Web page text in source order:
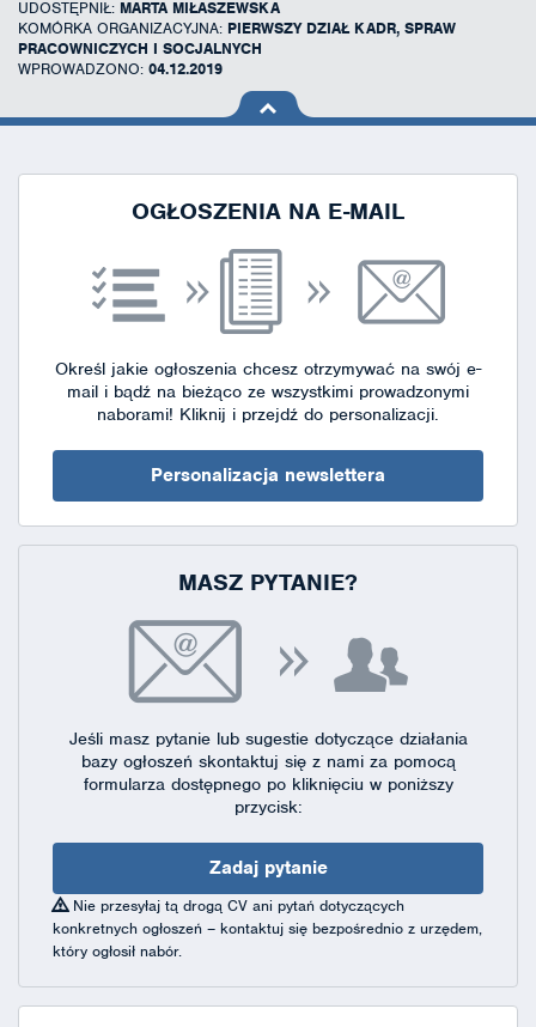
UDOSTĘPNIŁ: MARTA MIŁASZEWSKA
KOMÓRKA ORGANIZACYJNA: PIERWSZY DZIAŁ KADR, SPRAW
PRACOWNICZYCH I SOCJALNYCH
WPROWADZONO: 04.12.2019
na górę
OGŁOSZENIA NA E-MAIL
Określ jakie ogłoszenia chcesz otrzymywać na swój e-
mail i bądź na bieżąco ze wszystkimi prowadzonymi
naborami! Kliknij i przejdź do personalizacji.
Personalizacja newslettera
MASZ PYTANIE?
Jeśli masz pytanie lub sugestie dotyczące działania
bazy ogłoszeń skontaktuj się z nami za pomocą
formularza dostępnegopo kliknięciu w poniższy
przycisk:
Zadaj pytanie
Nie przesyłaj tą drogą CV ani pytań dotyczących
konkretnych ogłoszeń – kontaktuj się bezpośrednio z urzędem,
który ogłosił nabór.